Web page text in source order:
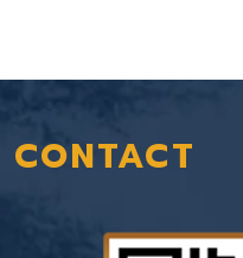
CONTACT